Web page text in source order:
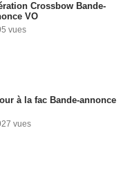
Crossbow Bande-
VO
vues
à la fac Bande-annonce
vues